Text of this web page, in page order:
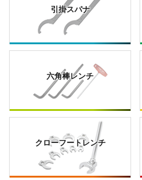
引掛スパナ
六角棒レンチ
クローフートレンチ